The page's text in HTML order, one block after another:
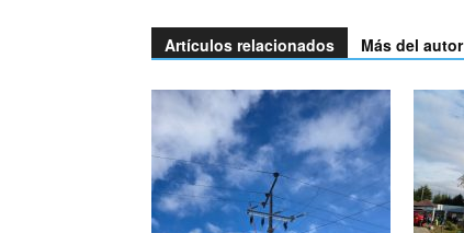
Artículos relacionados Más del autor